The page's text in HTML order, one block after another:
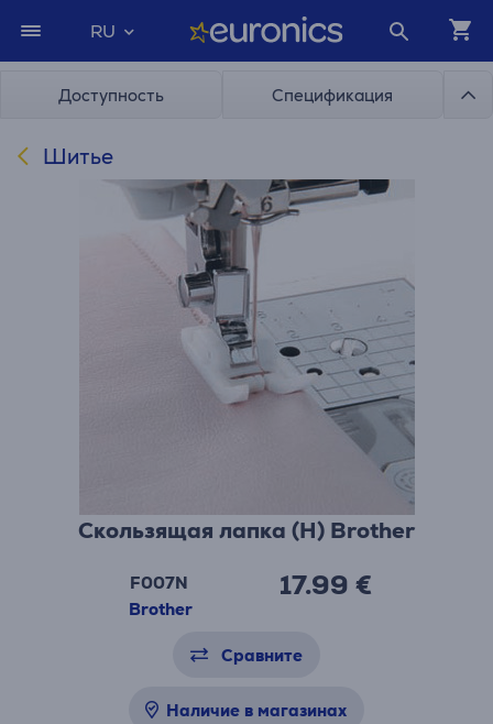
RU
Доступность Спецификация
Шитье
Скользящая лапка (H) Brother
F007N
Brother
17.99 €
Сравните
Наличие в магазинах